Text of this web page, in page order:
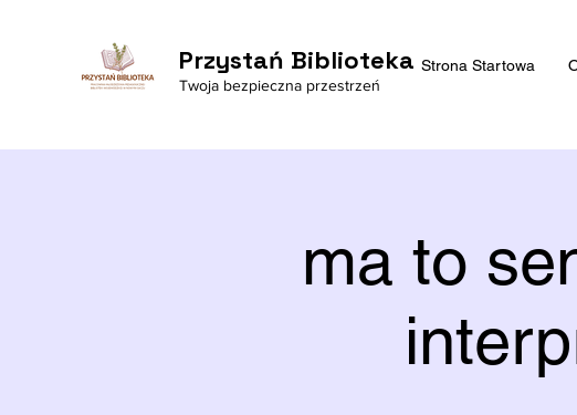
Przystań Biblioteka
Twoja bezpieczna przestrzeń
Strona Startowa
ma to